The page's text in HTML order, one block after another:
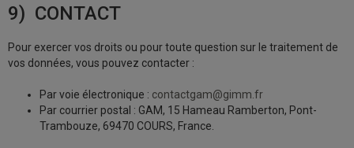
9) CONTACT
Pour exercer vos droits ou pour toute question sur le traitement de
vos données, vous pouvez contacter :
par voie électronique : contactgam@gimm.fr
par courrier postal : GAM, 15 Hameau Ramberton, Pont-
Trambouze, 69470 COURS, France.